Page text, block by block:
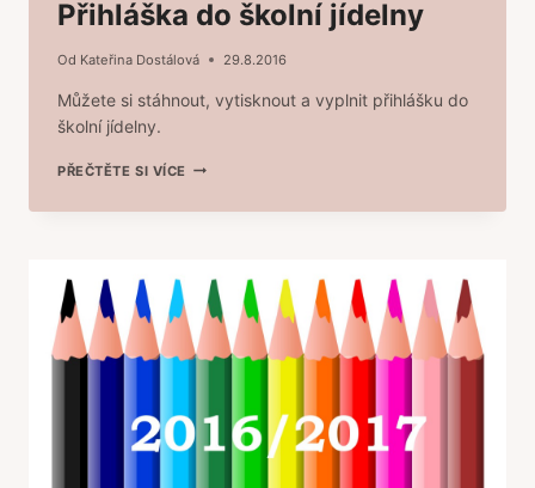
Přihláška do školní jídelny
Od Kateřina Dostálová 29.8.2016
Můžete si stáhnout, vytisknout a vyplnit přihlášku do
školní jídelny.
PŘEČTĚTE SI VÍCEPŘIHLÁŠKA